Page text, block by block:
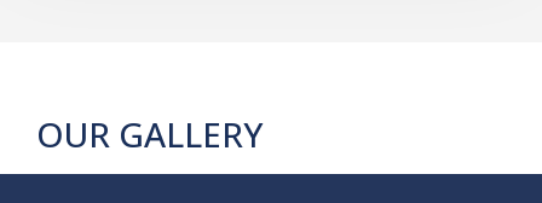
OUR GALLERY